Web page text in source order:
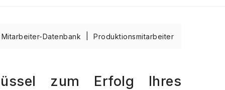
Mitarbeiter-Datenbank Produktionsmitarbeiter
zum Erfolg Ihres